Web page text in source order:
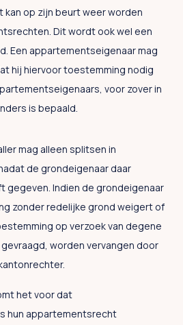
op zijn beurt weer worden
Dit wordt ook wel een
Een appartementseigenaar mag
hij hiervoor toestemming nodig
voor zover in
is bepaald.
mag alleen splitsen in
de grondeigenaar daar
gegeven. Indien de grondeigenaar
zonder redelijke grond weigert of
op verzoek van degene
worden vervangen door
het voor dat
hun appartementsrecht